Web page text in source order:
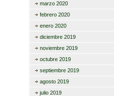
marzo 2020
febrero 2020
enero 2020
diciembre 2019
noviembre 2019
octubre 2019
septiembre 2019
agosto 2019
julio 2019